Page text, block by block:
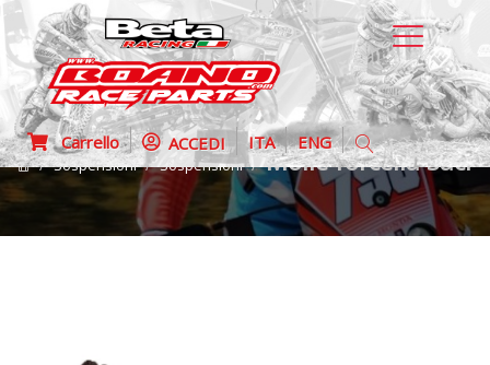
Carrello ACCEDI ITA ENG
Sospensioni Sospensioni Molle forcella